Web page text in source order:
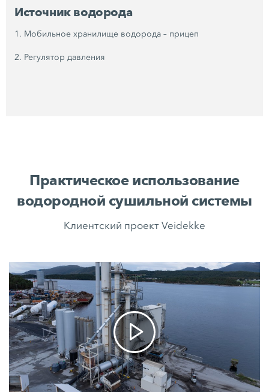
Источник водорода
1. Мобильное хранилище водорода – прицеп
2. Регулятор давления
Практическое использование
водородной сушильной системы
Клиентский проект Veidekke